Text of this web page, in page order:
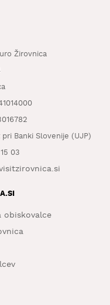
Žirovnica
Banki Slovenije (UJP)
03
obiskovalce